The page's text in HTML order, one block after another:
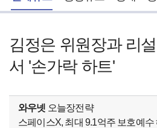
김정은 위원장과 리
서 '손가락 하트'
와우넷 오늘장전략
스페이스X, 최대 9.1억주 보호예수